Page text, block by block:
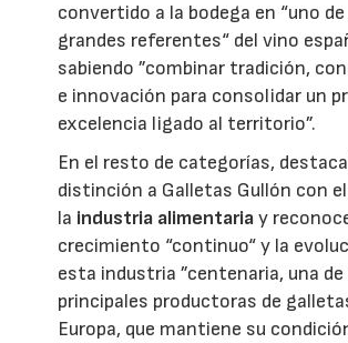
convertido a la bodega en “uno
grandes referentes“ del vino
sabiendo ”combinar tradición,
e innovación para consolidar un
excelencia ligado al territorio”.
En el resto de categorías,
distinción a Galletas Gullón con
la industria alimentariay
crecimiento “continuo“ y la
esta industria ”centenaria, una de
principales productoras de
Europa, que mantiene su